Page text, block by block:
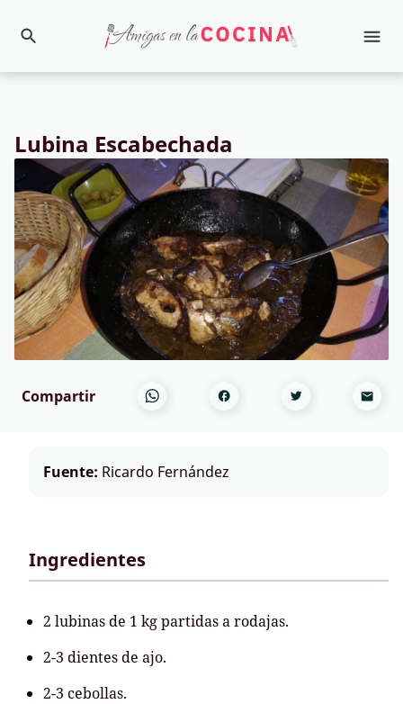
Lubina Escabechada
Compartir
Fuente: Ricardo Fernández
Ingredientes
2 lubinas de 1 kg partidas a rodajas.
2-3 dientes de ajo.
2-3 cebollas.